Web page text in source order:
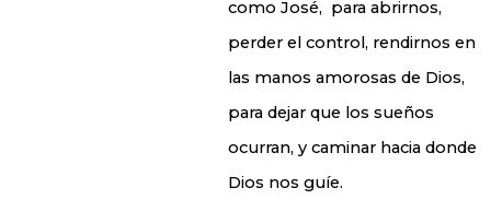
como José, para abrirnos,
perder el control, rendirnos en
las manos amorosas de Dios,
para dejar que los sueños
ocurran, y caminar hacia donde
Dios nos guíe.